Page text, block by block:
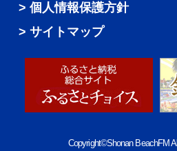
個人情報保護方針
サイトマップ
Copyright©Shonan BeachFM